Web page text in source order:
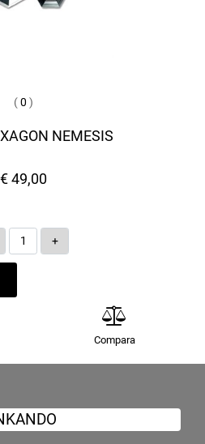
(0 )
NEMESIS
€ 49,00
Quantità
Compara